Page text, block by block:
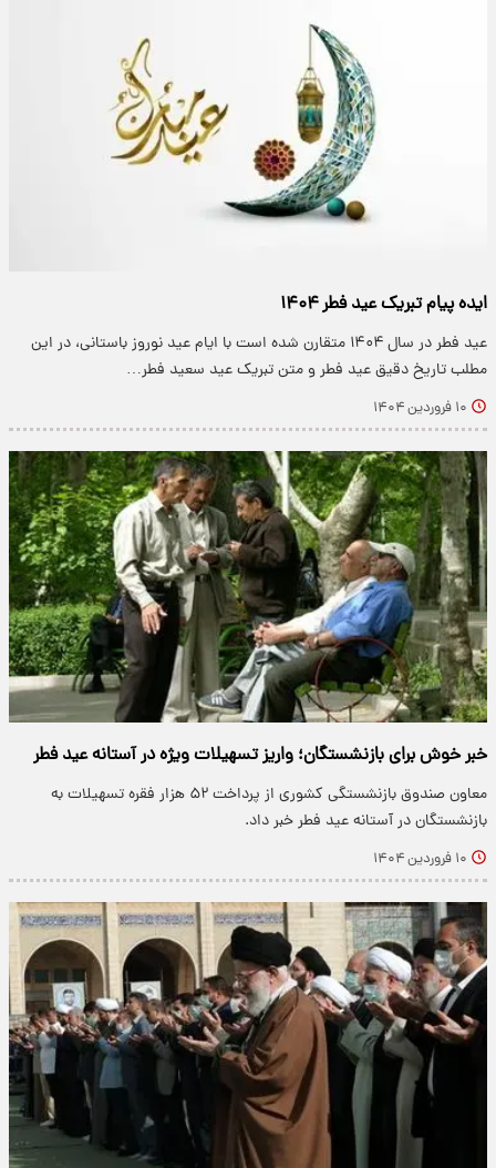
ایده پیام تبریک عید فطر ۱۴۰۴
عید فطر در سال ۱۴۰۴ متقارن شده است با ایام عید نوروز باستانی، در این
مطلب تاریخ دقیق عید فطر و متن تبریک عید سعید فطر…
۱۰ فروردین ۱۴۰۴
خبر خوش برای بازنشستگان؛ واریز تسهیلات ویژه در آستانه عید فطر
معاون صندوق بازنشستگی کشوری از پرداخت ۵۲ هزار فقره تسهیلات به
بازنشستگان در آستانه عید فطر خبر داد.
۱۰ فروردین ۱۴۰۴